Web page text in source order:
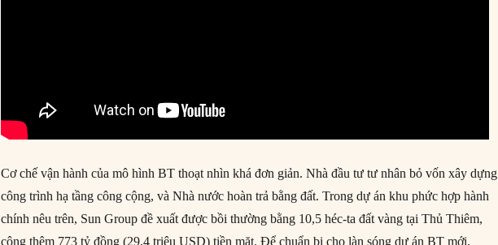
Cơ chế vận hành của mô hình BT thoạt nhìn khá đơn giản. Nhà đầu tư tư nhân bỏ vốn xây dựng
công trình hạ tầng công cộng, và Nhà nước hoàn trả bằng đất. Trong dự án khu phức hợp hành
chính nêu trên, Sun Group đề xuất được bồi thường bằng 10,5 héc-ta đất vàng tại Thủ Thiêm,
cộng thêm 773 tỷ đồng (29,4 triệu USD) tiền mặt. Để chuẩn bị cho làn sóng dự án BT mới,